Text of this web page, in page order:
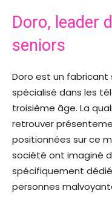
Doro, leader
seniors
Doro est un
spécialisé dans les
troisième âge. La
retrouver
positionnées sur ce
société ont imaginé
spécifiquement
personnes